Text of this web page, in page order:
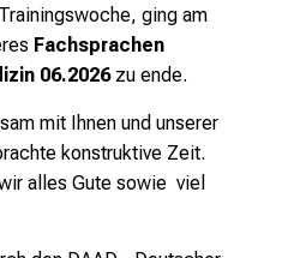
ging am
Fachsprachen
06.2026 zu ende.
mit Ihnen und unserer
konstruktive Zeit.
alles Gute sowie viel